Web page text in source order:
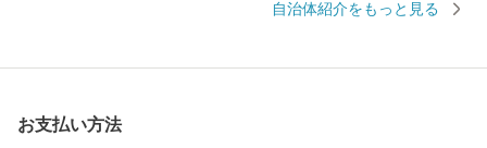
「熊野古道」 海を見下ろすような巨岩の「獅子岩」 日本最古の神
余年もの伝統を誇り、約１万発の大迫力の花火や 世界遺産に轟く
自治体紹介をもっと見る
お支払い方法